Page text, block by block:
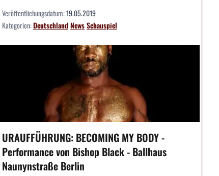
Veröffentlichungsdatum:19.05.2019
Kategorien:DeutschlandNewsSchauspiel
URAUFFÜHRUNG: BECOMING MY BODY -
Performance von Bishop Black - Ballhaus
Naunynstraße Berlin